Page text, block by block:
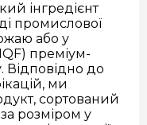
інгредієнт
промислової
або у
преміум-
Відповідно до
ми
сортований
розміром у